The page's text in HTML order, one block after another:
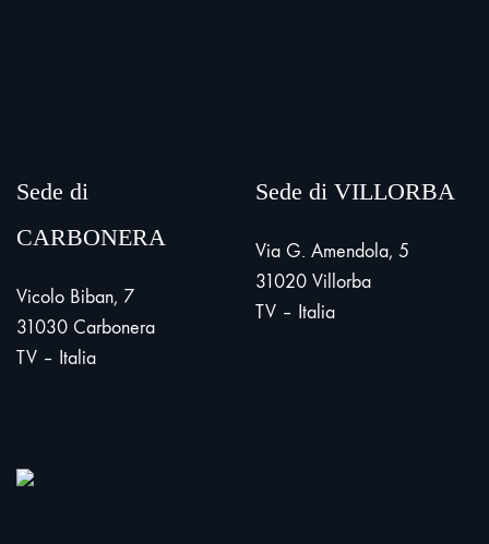
Sede di
CARBONERA
Vicolo Biban, 7
31030 Carbonera
TV – Italia
Sede di VILLORBA
Via G. Amendola, 5
31020 Villorba
TV – Italia